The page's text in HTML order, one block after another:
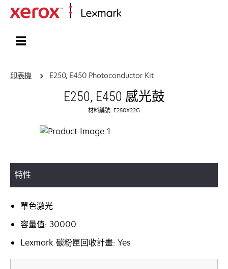
印表機 E250, E450 Photoconductor Kit
E250, E450 感光鼓
材料編號: E250X22G
特性
單色激光
容量值: 30000
Lexmark 碳粉匣回收計畫: Yes